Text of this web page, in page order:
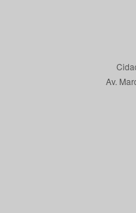
Av.